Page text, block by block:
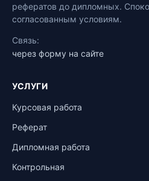
рефератов до дипломных.
согласованным условиям.
Связь:
через форму на сайте
УСЛУГИ
Курсовая работа
Реферат
Дипломная работа
Контрольная